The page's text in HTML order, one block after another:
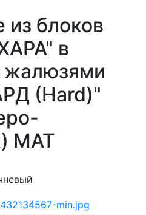
блоков
в
жалюзями
(Hard)"
МАТ